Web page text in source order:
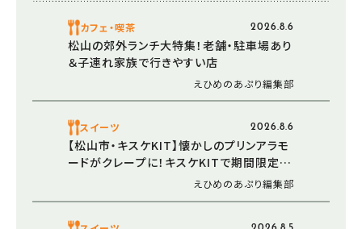
カフェ・喫茶 2026.8.6
松山の郊外ランチ大特集！老舗・駐車場あり
＆子連れ家族で行きやすい店
えひめのあぷり編集部
スイーツ 2026.8.6
【松山市・キスケKIT】懐かしのプリンアラモ
ードがクレープに！キスケKITで期間限定販
えひめのあぷり編集部